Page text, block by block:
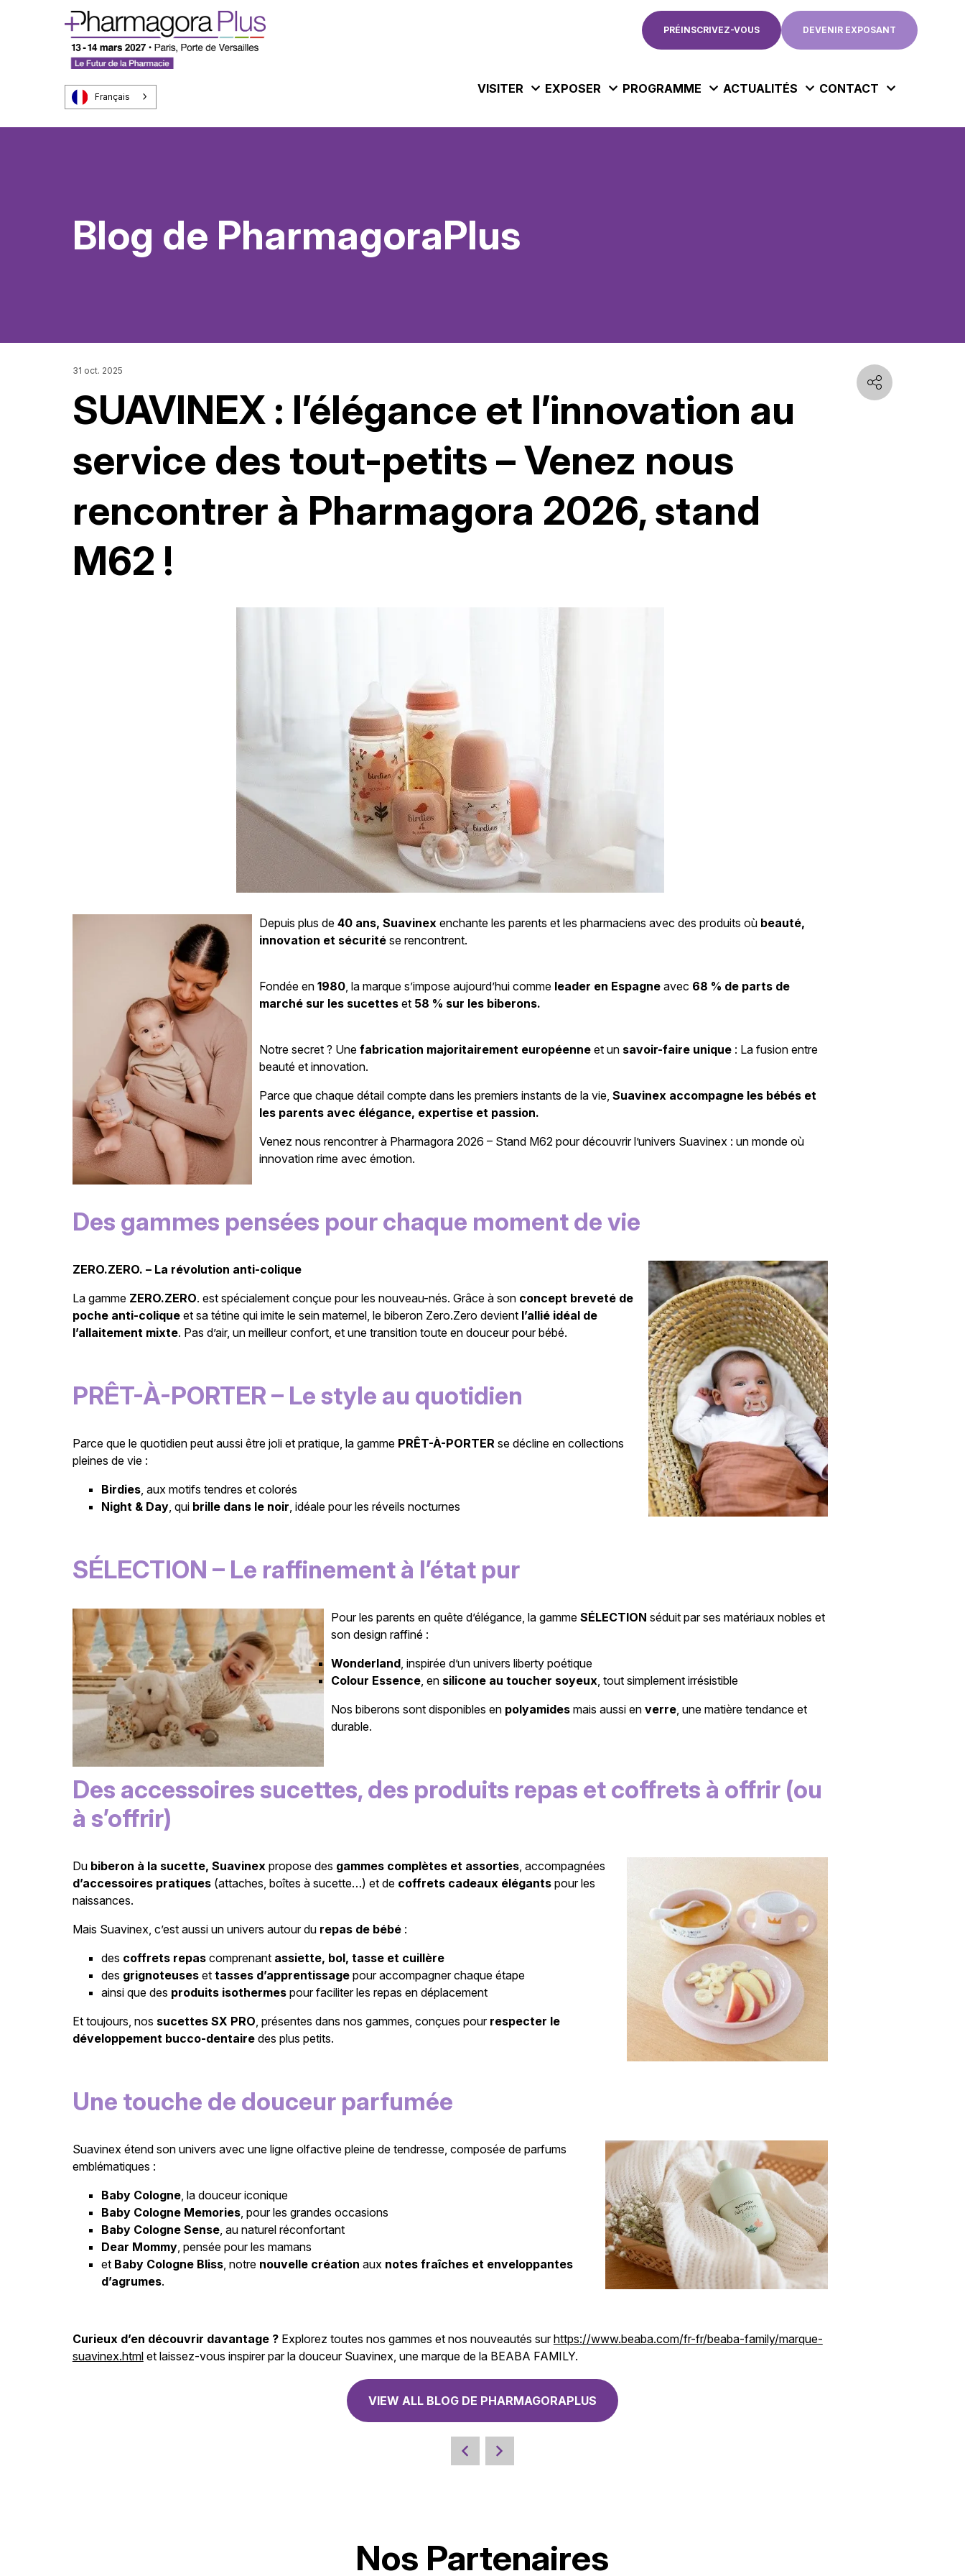
Français
PRÉINSCRIVEZ-VOUS DEVENIR EXPOSANT
VISITER EXPOSER PROGRAMME ACTUALITÉS CONTACT
Blog de PharmagoraPlus
31 oct. 2025
SUAVINEX : l’élégance et l’innovation au
service des tout-petits – Venez nous
rencontrer à Pharmagora 2026, stand
M62 !
Depuis plus de 40 ans, Suavinexenchante les parents et les pharmaciens avec des produits où beauté,
innovation et sécuritése rencontrent.
Fondée en 1980, la marque s’impose aujourd’hui comme leader en Espagneavec 68 % de parts de
marché sur les sucetteset 58 % sur les biberons.
Notre secret ? Une fabrication majoritairement européenneet un savoir-faire unique: La fusion entre
beauté et innovation.
Parce que chaque détail compte dans les premiers instants de la vie, Suavinex accompagne les bébés et
les parents avec élégance, expertise et passion.
Venez nous rencontrer à Pharmagora 2026 – Stand M62 pour découvrir l’univers Suavinex : un monde où
innovation rime avec émotion.
Des gammes pensées pour chaque moment de vie
ZERO.ZERO. – La révolution anti-colique
La gamme ZERO.ZERO. est spécialement conçue pour les nouveau-nés. Grâce à son concept breveté de
poche anti-coliqueet sa tétine qui imite le sein maternel, le biberon Zero.Zero devient l’allié idéal de
l’allaitement mixte. Pas d’air, un meilleur confort, et une transition toute en douceur pour bébé.
PRÊT-À-PORTER – Le style au quotidien
Parce que le quotidien peut aussi être joli et pratique, la gamme PRÊT-À-PORTERse décline en collections
pleines de vie :
Birdies, aux motifs tendres et colorés
Night & Day, qui brille dans le noir, idéale pour les réveils nocturnes
SÉLECTION – Le raffinement à l’état pur
Pour les parents en quête d’élégance, la gamme SÉLECTION séduit par ses matériaux nobles et
son design raffiné :
Wonderland, inspirée d’un univers liberty poétique
Colour Essence, en silicone au toucher soyeux, tout simplement irrésistible
Nos biberons sont disponibles en polyamides mais aussi en verre, une matière tendance et
durable.
Des accessoires sucettes, des produits repas et coffrets à offrir (ou
à s’offrir)
Du biberon à la sucette, Suavinexpropose des gammes complètes et assorties, accompagnées
d’accessoires pratiques(attaches, boîtes à sucette…) et de coffrets cadeaux élégantspour les
naissances.
Mais Suavinex, c’est aussi un univers autour du repas de bébé:
des coffrets repascomprenant assiette, bol, tasse et cuillère
des grignoteuses et tasses d’apprentissagepour accompagner chaque étape
ainsi que des produits isothermespour faciliter les repas en déplacement
Et toujours, nos sucettes SX PRO, présentes dans nos gammes, conçues pour respecter le
développement bucco-dentairedes plus petits.
Une touche de douceur parfumée
Suavinex étend son univers avec une ligne olfactive pleine de tendresse, composée de parfums
emblématiques :
Baby Cologne, la douceur iconique
Baby Cologne Memories, pour les grandes occasions
Baby Cologne Sense, au naturel réconfortant
Dear Mommy, pensée pour les mamans
et Baby Cologne Bliss, notre nouvelle création aux notes fraîches et enveloppantes
d’agrumes.
Curieux d’en découvrir davantage ?Explorez toutes nos gammes et nos nouveautés surhttps://www.beaba.com/fr-fr/beaba-family/marque-
suavinex.htmlet laissez-vous inspirer par la douceur Suavinex, une marque de la BEABA FAMILY.
VIEW ALL BLOG DE PHARMAGORAPLUS
Nos Partenaires